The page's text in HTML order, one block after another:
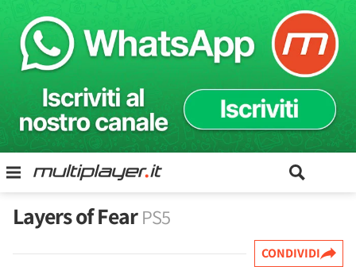
Layers of FearPS5
CONDIVIDI